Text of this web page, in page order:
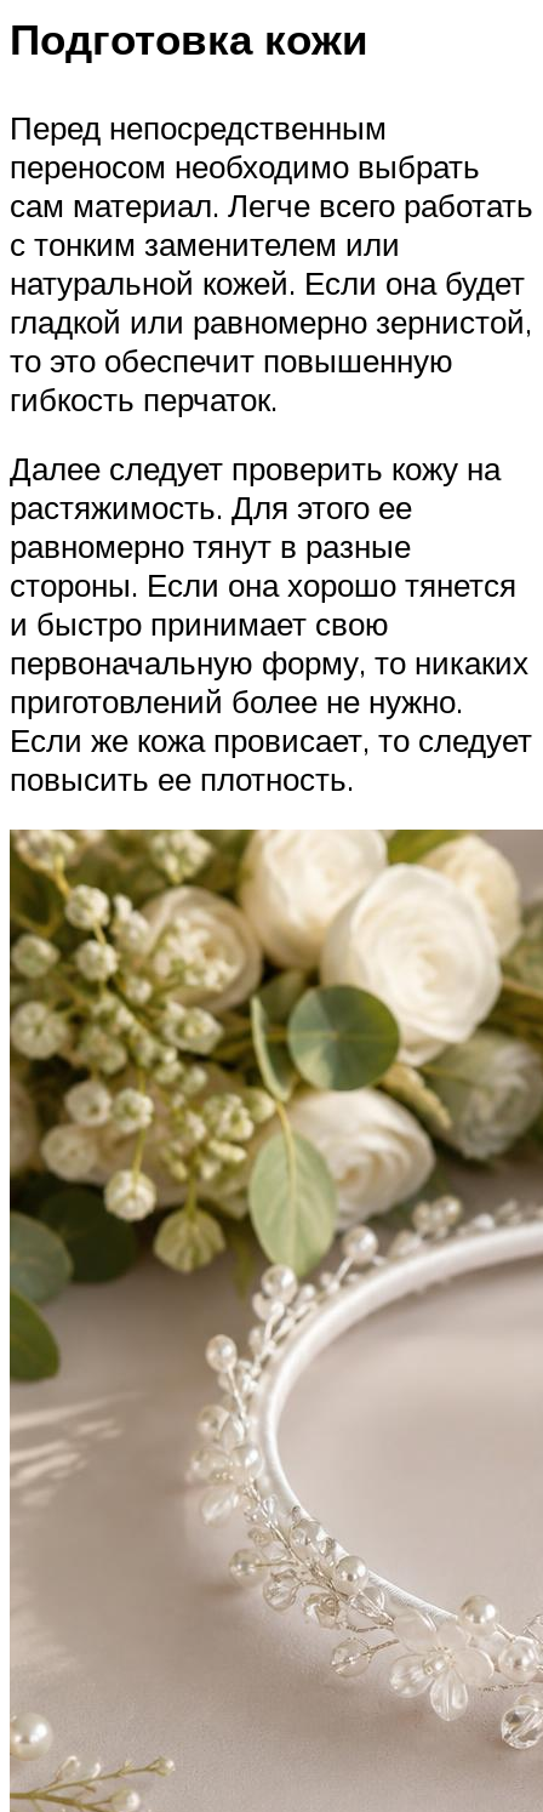
Подготовка кожи
Перед непосредственным
переносом необходимо выбрать
сам материал. Легче всего работать
с тонким заменителем или
натуральной кожей. Если она будет
гладкой или равномерно зернистой,
то это обеспечит повышенную
гибкость перчаток.
Далее следует проверить кожу на
растяжимость. Для этого ее
равномерно тянут в разные
стороны. Если она хорошо тянется
и быстро принимает свою
первоначальную форму, то никаких
приготовлений более не нужно.
Если же кожа провисает, то следует
повысить ее плотность.